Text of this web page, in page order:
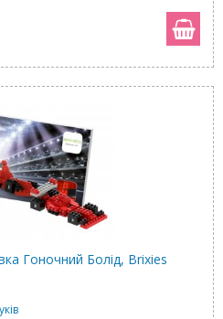
Гоночний Болід, Brixies